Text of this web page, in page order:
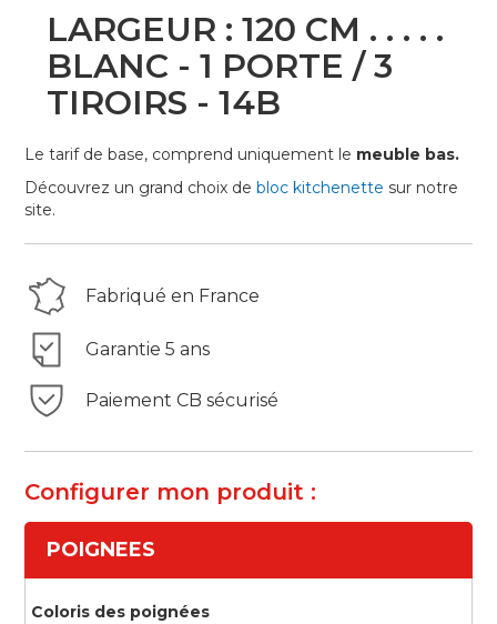
the
beginning
images
gallery
LARGEUR : 120 CM . . . . .
BLANC - 1 PORTE / 3
TIROIRS - 14B
Le tarif de base, comprend uniquement le meuble bas.
Découvrez un grand choix debloc kitchenette sur notre
site.
Fabriqué en France
Garantie 5 ans
Paiement CB sécurisé
Configurer mon produit :
POIGNEES
Coloris des poignées